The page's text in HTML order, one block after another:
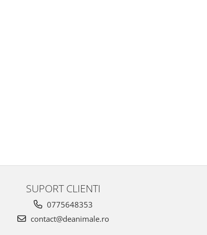
SUPORT CLIENTI
0775648353
contact@deanimale.ro